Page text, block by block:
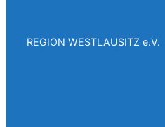
REGION WESTLAUSITZ e.V.